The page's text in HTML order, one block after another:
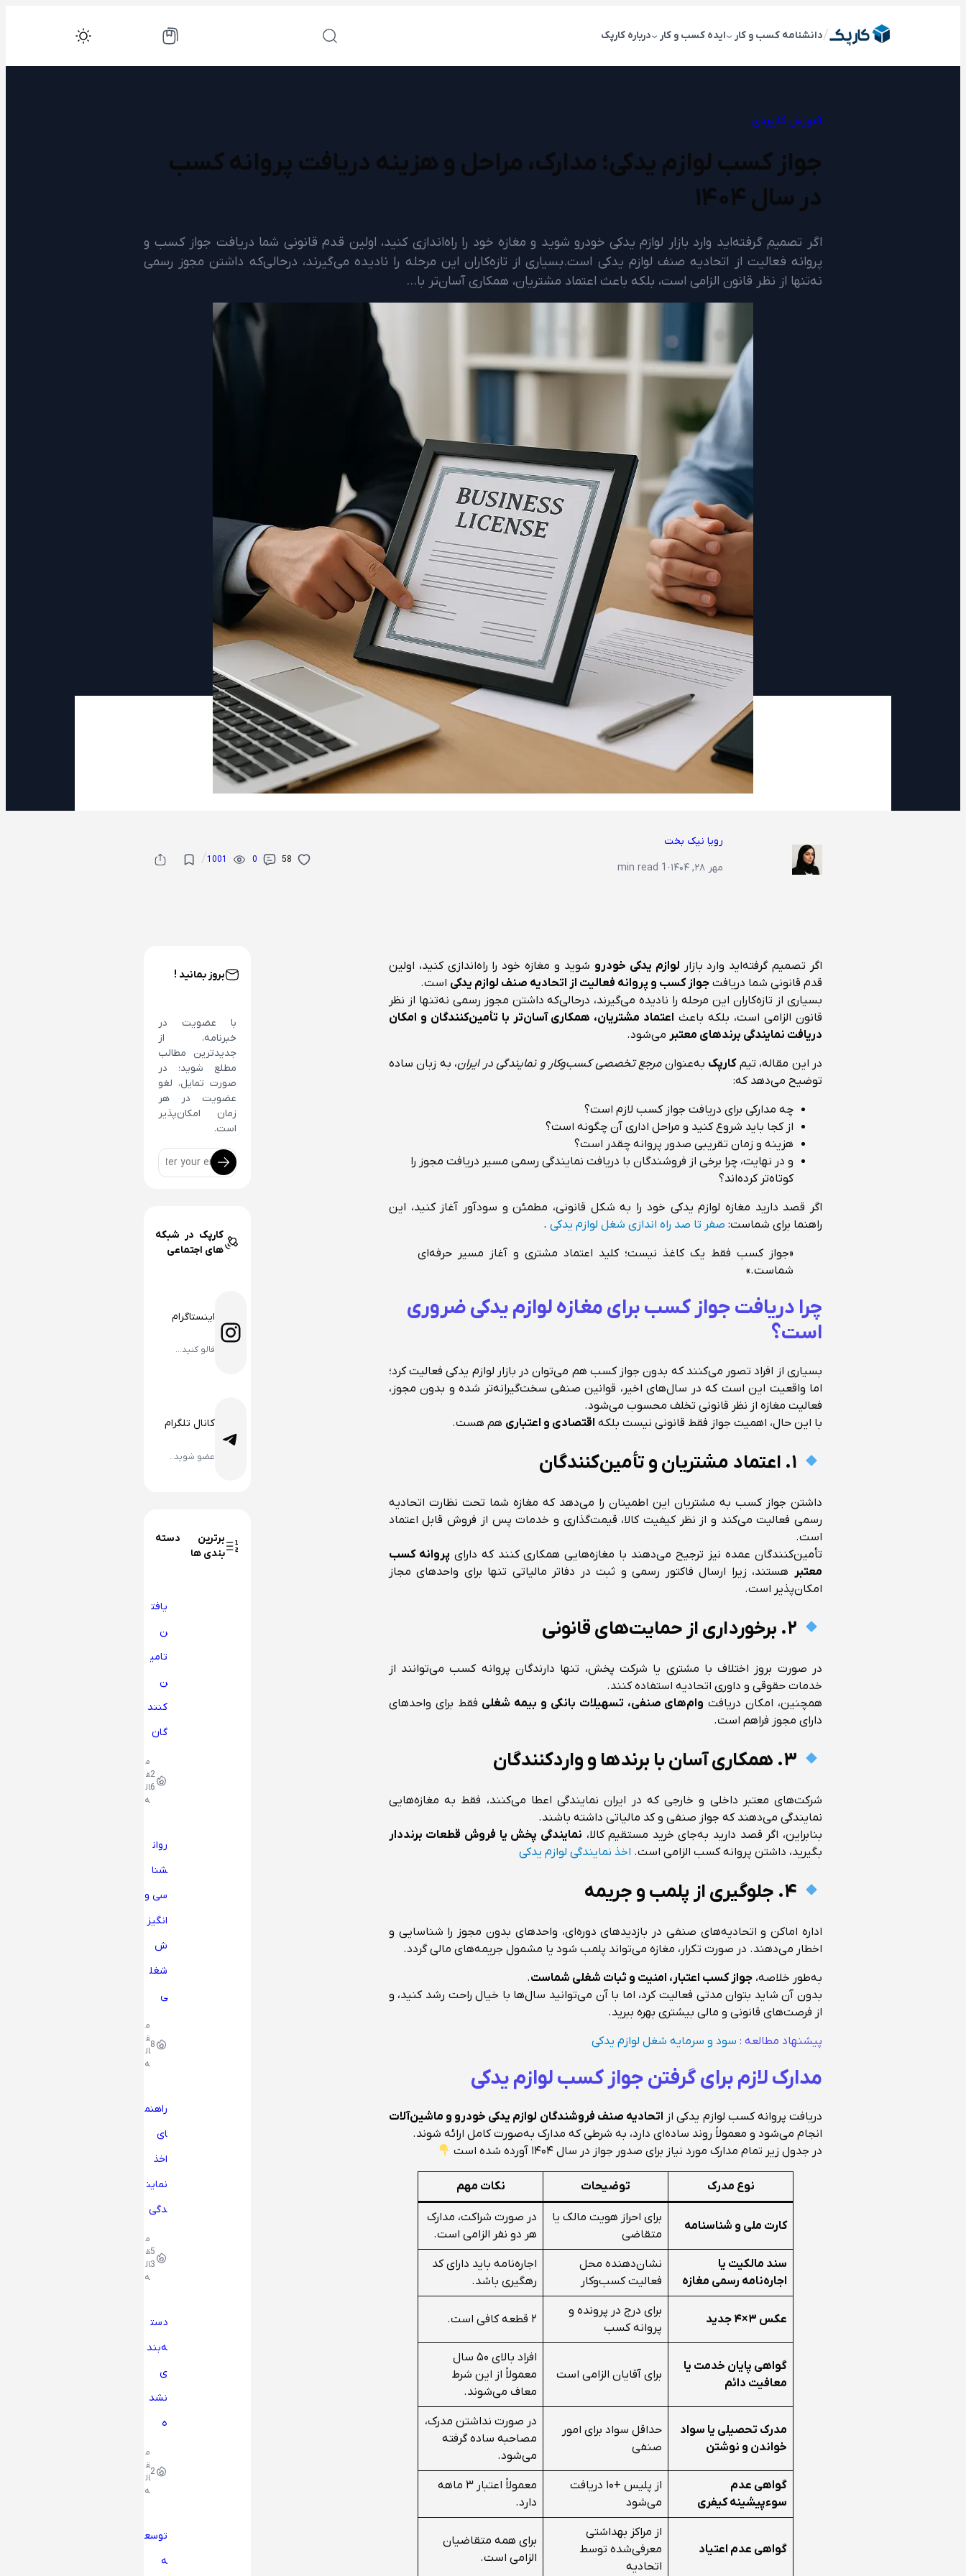
/دانشنامه کسب و کار ایده کسب و کار درباره کارپک
آموزش کاربردی
جواز کسب لوازم یدکی؛ مدارک، مراحل و هزینه دریافت پروانه کسب
در سال ۱۴۰۴
اگر تصمیم گرفته‌اید وارد بازار لوازم یدکی خودرو شوید و مغازه خود را راه‌اندازی کنید، اولین قدم قانونی شما دریافت جواز کسب و
پروانه فعالیت از اتحادیه صنف لوازم یدکی است.بسیاری از تازه‌کاران این مرحله را نادیده می‌گیرند، درحالی‌که داشتن مجوز رسمی
نه‌تنها از نظر قانون الزامی است، بلکه باعث اعتماد مشتریان، همکاری آسان‌تر با…
رویا نیک بخت
مهر ۲۸, ۱۴۰۴
·
1 min read
58
0
1001
/
اگر تصمیم گرفته‌اید وارد بازار لوازم یدکی خودرو شوید و مغازه خود را راه‌اندازی کنید، اولین
قدم قانونی شما دریافت جواز کسب و پروانه فعالیت از اتحادیه صنف لوازم یدکی است.
بسیاری از تازه‌کاران این مرحله را نادیده می‌گیرند، درحالی‌که داشتن مجوز رسمی نه‌تنها از نظر
قانون الزامی است، بلکه باعث اعتماد مشتریان، همکاری آسان‌تر با تأمین‌کنندگان و امکان
دریافت نمایندگی برندهای معتبر می‌شود.
در این مقاله، تیمکارپک به‌عنوانمرجع تخصصی کسب‌وکار و نمایندگی در ایران، به زبان ساده
توضیح می‌دهد که:
چه مدارکی برای دریافت جواز کسب لازم است؟
از کجا باید شروع کنید و مراحل اداری آن چگونه است؟
هزینه و زمان تقریبی صدور پروانه چقدر است؟
و در نهایت، چرا برخی از فروشندگان با دریافت نمایندگی رسمی مسیر دریافت مجوز را
کوتاه‌تر کرده‌اند؟
اگر قصد دارید مغازه لوازم یدکی خود را به شکل قانونی، مطمئن و سودآور آغاز کنید، این
راهنما برای شماست: صفر تا صد راه اندازی شغل لوازم یدکی .
«جواز کسب فقط یک کاغذ نیست؛ کلید اعتماد مشتری و آغاز مسیر حرفه‌ای
شماست.»
چرا دریافت جواز کسب برای مغازه لوازم یدکی ضروری
است؟
بسیاری از افراد تصور می‌کنند که بدون جواز کسب هم می‌توان در بازار لوازم یدکی فعالیت کرد؛
اما واقعیت این است که در سال‌های اخیر، قوانین صنفی سخت‌گیرانه‌تر شده و بدون مجوز،
فعالیت مغازه از نظر قانونی تخلف محسوب می‌شود.
با این حال، اهمیت جواز فقط قانونی نیست بلکه اقتصادی و اعتباری هم هست.
داشتن جواز کسب به مشتریان این اطمینان را می‌دهد که مغازه شما تحت نظارت اتحادیه
رسمی فعالیت می‌کند و از نظر کیفیت کالا، قیمت‌گذاری و خدمات پس از فروش قابل اعتماد
است.
تأمین‌کنندگان عمده نیز ترجیح می‌دهند با مغازه‌هایی همکاری کنند که دارای پروانه کسب
معتبر هستند، زیرا ارسال فاکتور رسمی و ثبت در دفاتر مالیاتی تنها برای واحدهای مجاز
امکان‌پذیر است.
در صورت بروز اختلاف با مشتری یا شرکت پخش، تنها دارندگان پروانه کسب می‌توانند از
خدمات حقوقی و داوری اتحادیه استفاده کنند.
همچنین، امکان دریافت وام‌های صنفی، تسهیلات بانکی و بیمه شغلی فقط برای واحدهای
دارای مجوز فراهم است.
شرکت‌های معتبر داخلی و خارجی که در ایران نمایندگی اعطا می‌کنند، فقط به مغازه‌هایی
نمایندگی می‌دهند که جواز صنفی و کد مالیاتی داشته باشند.
بنابراین، اگر قصد دارید به‌جای خرید مستقیم کالا، نمایندگی پخش یا فروش قطعات برنددار
بگیرید، داشتن پروانه کسب الزامی است. اخذ نمایندگی لوازم یدکی
اداره اماکن و اتحادیه‌های صنفی در بازدیدهای دوره‌ای، واحدهای بدون مجوز را شناسایی و
اخطار می‌دهند. در صورت تکرار، مغازه می‌تواند پلمب شود یا مشمول جریمه‌های مالی گردد.
به‌طور خلاصه، جواز کسب اعتبار، امنیت و ثبات شغلی شماست.
بدون آن شاید بتوان مدتی فعالیت کرد، اما با آن می‌توانید سال‌ها با خیال راحت رشد کنید، و
از فرصت‌های قانونی و مالی بیشتری بهره ببرید.
پیشنهاد مطالعه : سود و سرمایه شغل لوازم یدکی
مدارک لازم برای گرفتن جواز کسب لوازم یدکی
دریافت پروانه کسب لوازم یدکی از اتحادیه صنف فروشندگان لوازم یدکی خودرو و ماشین‌آلات
انجام می‌شود و معمولاً روند ساده‌ای دارد، به شرطی که مدارک به‌صورت کامل ارائه شوند.
در جدول زیر تمام مدارک مورد نیاز برای صدور جواز در سال ۱۴۰۴ آورده شده است
نوع مدرک توضیحات نکات مهم
کارت ملی و شناسنامه
برای احراز هویت مالک یا
متقاضی
در صورت شراکت، مدارک
هر دو نفر الزامی است.
سند مالکیت یا
اجاره‌نامه رسمی مغازه
نشان‌دهنده محل
فعالیت کسب‌وکار
اجاره‌نامه باید دارای کد
رهگیری باشد.
عکس ۳×۴ جدید
برای درج در پرونده و
پروانه کسب
۲ قطعه کافی است.
گواهی پایان خدمت یا
معافیت دائم
برای آقایان الزامی است
افراد بالای ۵۰ سال
معمولاً از این شرط
معاف می‌شوند.
مدرک تحصیلی یا سواد
خواندن و نوشتن
حداقل سواد برای امور
صنفی
در صورت نداشتن مدرک،
مصاحبه ساده گرفته
می‌شود.
گواهی عدم
سوءپیشینه کیفری
از پلیس +۱۰ دریافت
می‌شود
معمولاً اعتبار ۳ ماهه
دارد.
گواهی عدم اعتیاد
از مراکز بهداشتی
معرفی‌شده توسط
اتحادیه
برای همه متقاضیان
الزامی است.
بروز بمانید !
با عضویت در
خبرنامه، از
جدیدترین مطالب
مطلع شوید؛ در
صورت تمایل، لغو
عضویت در هر
زمان امکان‌پذیر
است.
کارپک در شبکه
های اجتماعی
اینستاگرم اینستاگرام
فالو کنید…
تلگرام کانال تلگرام
عضو شوید..
برترین دسته
بندی ها
یافت
ن
تامی
ن
کنند
گان
2
6
م
ق
ال
ه
روان
شنا
سی و
انگیز
ش
شغل
ی
8
م
ق
ال
ه
راهنم
ای
اخذ
نماین
دگی
5
3
م
ق
ال
ه
دست
ه‌بند
ی
نشد
ه
2
م
ق
ال
ه
توسع
ه